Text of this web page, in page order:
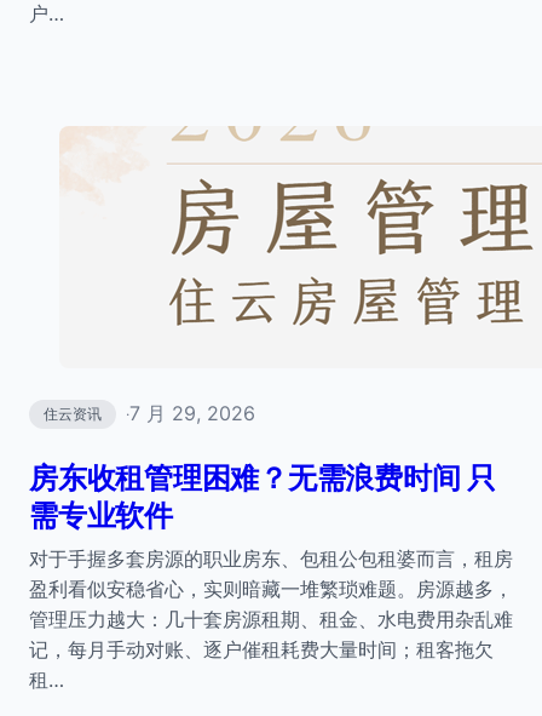
户…
住云资讯 ·7 月 29, 2026
房东收租管理困难？无需浪费时间 只
需专业软件
对于手握多套房源的职业房东、包租公包租婆而言，租房
盈利看似安稳省心，实则暗藏一堆繁琐难题。房源越多，
管理压力越大：几十套房源租期、租金、水电费用杂乱难
记，每月手动对账、逐户催租耗费大量时间；租客拖欠
租…